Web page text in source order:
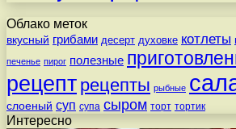
Облако меток
вкусный грибами десерт духовке котлеты
печенье пирог полезные
рецепт рецепты рыбные
слоеный суп супа сыром торт тортик
Интересно